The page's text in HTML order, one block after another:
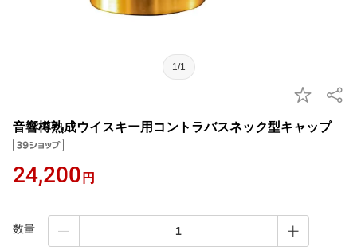
1/1
音響樽熟成ウイスキー用コントラバスネック型キャップ
24,200 円
数量